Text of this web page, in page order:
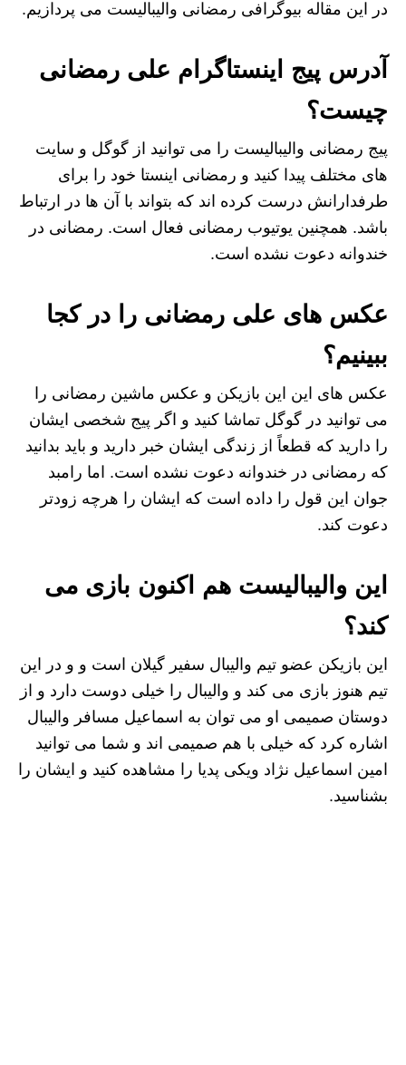
در این مقاله بیوگرافی رمضانی والیبالیست می پردازیم.
آدرس پیج اینستاگرام علی رمضانی
چیست؟
پیج رمضانی والیبالیست را می توانید از گوگل و سایت
های مختلف پیدا کنید و رمضانی اینستا خود را برای
طرفدارانش درست کرده اند که بتواند با آن ها در ارتباط
باشد. همچنین یوتیوب رمضانی فعال است. رمضانی در
خندوانه دعوت نشده است.
عکس های علی رمضانی را در کجا
ببینیم؟
عکس های این این بازیکن و عکس ماشین رمضانی را
می توانید در گوگل تماشا کنید و اگر پیج شخصی ایشان
را دارید که قطعاً از زندگی ایشان خبر دارید و باید بدانید
که رمضانی در خندوانه دعوت نشده است. اما رامبد
جوان این قول را داده است که ایشان را هرچه زودتر
دعوت کند.
این والیبالیست هم اکنون بازی می
کند؟
این بازیکن عضو تیم والیبال سفیر گیلان است و و در این
تیم هنوز بازی می کند و والیبال را خیلی دوست دارد و از
دوستان صمیمی او می توان به اسماعیل مسافر والیبال
اشاره کرد که خیلی با هم صمیمی اند و شما می توانید
امین اسماعیل نژاد ویکی پدیا را مشاهده کنید و ایشان را
بشناسید.